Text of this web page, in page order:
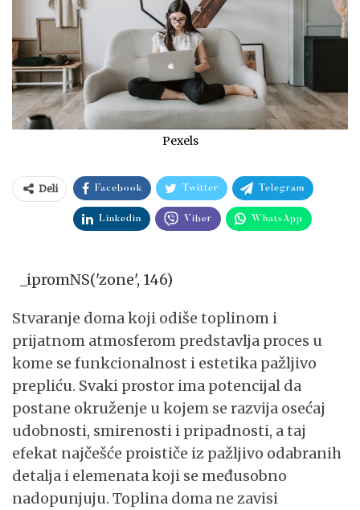
Pexels
Deli Facebook Twitter Telegram
Linkedin Viber WhatsApp
_ipromNS('zone', 146)
Stvaranje doma koji odiše toplinom i
prijatnom atmosferom predstavlja proces u
kome se funkcionalnost i estetika pažljivo
prepliću. Svaki prostor ima potencijal da
postane okruženje u kojem se razvija osećaj
udobnosti, smirenosti i pripadnosti, a taj
efekat najčešće proističe iz pažljivo odabranih
detalja i elemenata koji se međusobno
nadopunjuju. Toplina doma ne zavisi